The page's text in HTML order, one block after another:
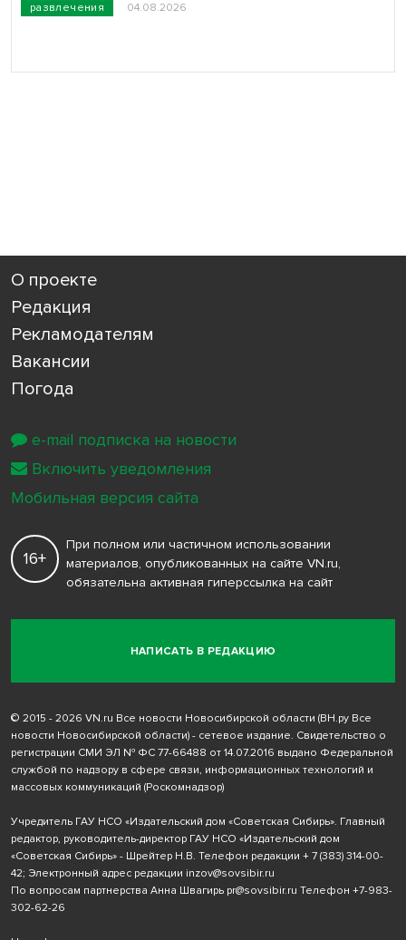
развлечения 04.08.2026
О проекте
Редакция
Рекламодателям
Вакансии
Погода
НАПИСАТЬ В РЕДАКЦИЮ
16+
При полном или частичном использовании
материалов, опубликованных на сайте VN.ru,
обязательна активная гиперссылка на сайт
© 2015 - 2026 VN.ru Все новости Новосибирской области (ВН.ру Все
новости Новосибирской области) - сетевое издание. Свидетельство о
регистрации СМИ ЭЛ № ФС 77-66488 от 14.07.2016 выдано Федеральной
службой по надзору в сфере связи, информационных технологий и
массовых коммуникаций (Роскомнадзор)
Учредитель ГАУ НСО «Издательский дом «Советская Сибирь». Главный
редактор, руководитель-директор ГАУ НСО «Издательский дом
«Советская Сибирь» - Шрейтер Н.В. Телефон редакции + 7 (383) 314-00-
42; Электронный адрес редакции inzov@sovsibir.ru
По вопросам партнерства Анна Швагирь pr@sovsibir.ru Телефон +7-983-
302-62-26
e-mail подписка на новости
Включить уведомления
Мобильная версия сайта